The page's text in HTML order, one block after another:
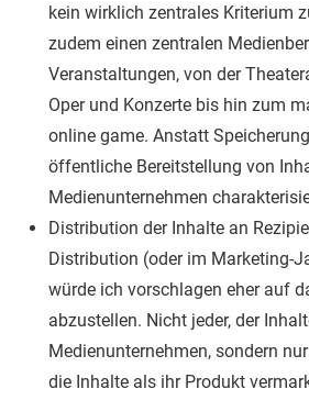
kein wirklich zentrales Kriterium
zudem einen zentralen
Veranstaltungen, von der
Oper und Konzerte bis hin zum
online game. Anstatt
öffentliche Bereitstellung von
Medienunternehmen
Distribution der Inhalte an
Distribution (oder im Marketing-
würde ich vorschlagen eher auf
abzustellen. Nicht jeder, der
Medienunternehmen, sondern
die Inhalte als ihr Produkt